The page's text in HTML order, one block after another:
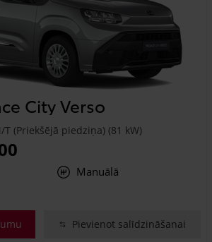
City Verso
(Priekšējā piedziņa) (81 kW)
Manuālā
Pievienot salīdzināšanai